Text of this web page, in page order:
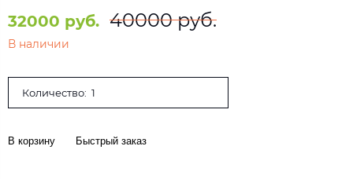
32000 руб. 40000 руб.
В наличии
Количество:
В корзину Быстрый заказ